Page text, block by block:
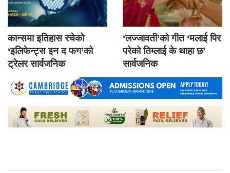
कान्समा इतिहास रचेको
‘इलिफेन्ट्स इन द फग’को
ट्रेलर सार्वजनिक
‘लज्जावती’को गीत ‘मलाई पिर
परेको तिम्लाई के थाहा छ’
सार्वजनिक